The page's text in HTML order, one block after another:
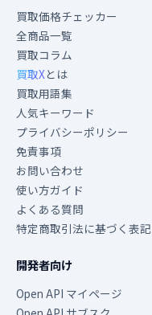
買取価格チェッカー
全商品一覧
買取コラム
買取Xとは
買取用語集
人気キーワード
プライバシーポリシー
免責事項
お問い合わせ
使い方ガイド
よくある質問
特定商取引法に基づく表記
開発者向け
Open API マイページ